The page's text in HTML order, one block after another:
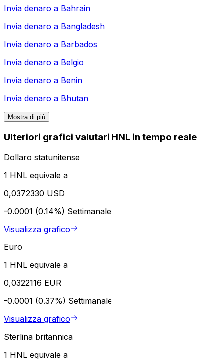
Invia denaro a Bahrain
Invia denaro a Bangladesh
Invia denaro a Barbados
Invia denaro a Belgio
Invia denaro a Benin
Invia denaro a Bhutan
Mostra di più
Ulteriori grafici valutari HNL in tempo reale
Dollaro statunitense
1 HNL equivale a
0,0372330 USD
-0.0001 (0.14%) Settimanale
Visualizza grafico
Euro
1 HNL equivale a
0,0322116 EUR
-0.0001 (0.37%) Settimanale
Visualizza grafico
Sterlina britannica
1 HNL equivale a